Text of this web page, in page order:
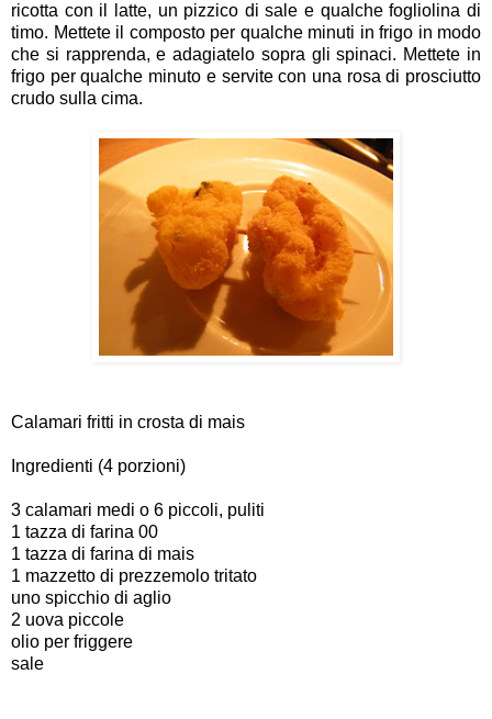
ricotta con il latte, un pizzico di sale e qualche fogliolina di
timo. Mettete il composto per qualche minuti in frigo in modo
che si rapprenda, e adagiatelo sopra gli spinaci. Mettete in
frigo per qualche minuto e servite con una rosa di prosciutto
crudo sulla cima.
Calamari fritti in crosta di mais
Ingredienti (4 porzioni)
3 calamari medi o 6 piccoli, puliti
1 tazza di farina 00
1 tazza di farina di mais
1 mazzetto di prezzemolo tritato
uno spicchio di aglio
2 uova piccole
olio per friggere
sale